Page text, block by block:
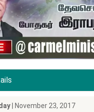
| November 23, 2017